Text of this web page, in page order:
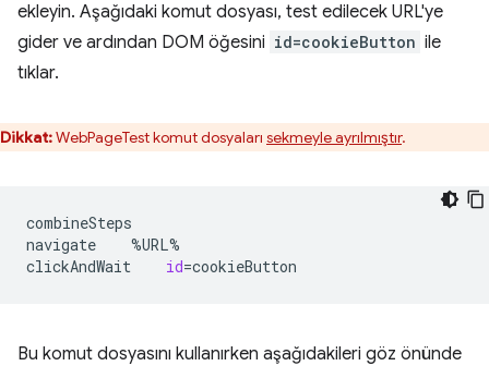
ekleyin. Aşağıdaki komut dosyası, test edilecek URL'ye
gider ve ardından DOM öğesini id=cookieButton ile
tıklar.
Dikkat:WebPageTest komut dosyaları sekmeyle ayrılmıştır.
combineSteps
navigate
%URL%
clickAndWait
id=
Bu komut dosyasını kullanırken aşağıdakileri göz önünde